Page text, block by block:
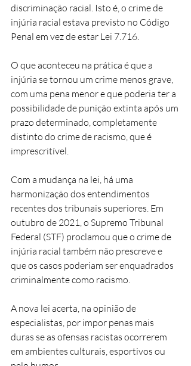
discriminação racial. Isto é, o crime de
injúria racial estava previsto no Código
Penal em vez de estar Lei 7.716.
O que aconteceu na prática é que a
injúria se tornou um crime menos grave,
com uma pena menor e que poderia ter a
possibilidade de punição extinta após um
prazo determinado, completamente
distinto do crime de racismo, que é
imprescritível.
Com a mudança na lei, há uma
harmonização dos entendimentos
recentes dos tribunais superiores. Em
outubro de 2021, o Supremo Tribunal
Federal (STF) proclamou que o crime de
injúria racial também não prescreve e
que os casos poderiam ser enquadrados
criminalmente como racismo.
A nova lei acerta, na opinião de
especialistas, por impor penas mais
duras se as ofensas racistas ocorrerem
em ambientes culturais, esportivos ou